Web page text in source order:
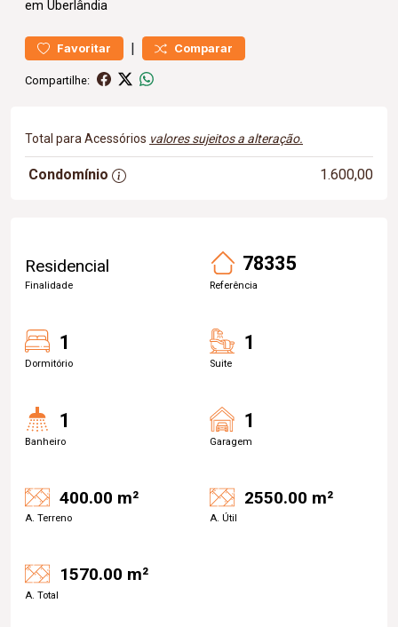
em Uberlândia
Favoritar | Comparar
Compartilhe:
Total para Acessórios valores sujeitos a alteração.
Condomínio 1.600,00
Residencial
Finalidade
78335
Referência
1
Dormitório
1
Suite
1
Banheiro
1
Garagem
400.00 m²
A. Terreno
2550.00 m²
A. Útil
1570.00 m²
A. Total